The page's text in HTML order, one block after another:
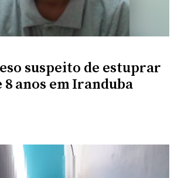
suspeito de estuprar
8 anos em Iranduba